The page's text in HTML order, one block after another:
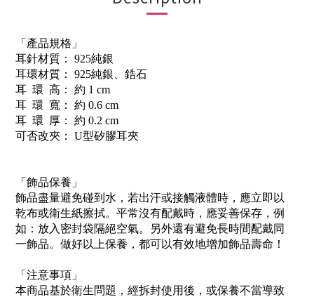
「產品規格」
耳針材質： 925純銀
耳環材質： 925純銀、鋯石
耳 環 高： 約 1 cm
耳 環 寬： 約 0.6 cm
耳 環 厚： 約 0.2 cm
可否改夾： U型矽膠耳夾
「飾品保養」
飾品盡量避免碰到水，若出汗或接觸液體時，應立即以
乾布或衛生紙擦拭。平常沒有配戴時，應妥善保存，例
如：放入密封袋隔絕空氣。另外還有避免長時間配戴同
一飾品。做好以上保養，都可以有效地增加飾品壽命！
「注意事項」
本商品基於衛生問題，經拆封使用後，或保養不當導致